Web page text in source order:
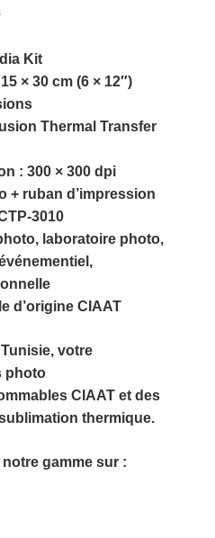
Kit
15 × 30 cm (6 × 12″)
Thermal Transfer
: 300 × 300 dpi
+ ruban d’impression
3010
laboratoire photo,
d’origine CIAAT
, votre
photo
CIAAT et des
thermique.
gamme sur :